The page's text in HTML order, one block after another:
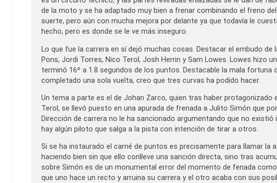
de la moto y se ha adaptado muy bien a frenar combinando el freno
suerte, pero aún con mucha mejora por delante ya que todavía le
hecho, pero es donde se le ve más inseguro.
Lo que fue la carrera en sí dejó muchas cosas. Destacar el embudo de
Pons, Jordi Torres, Nico Terol, Josh Herrin y Sam Lowes. Lowes hizo
terminó 16º a 1.8 segundos de los puntos. Destacable la mala fortuna
completado una sola vuelta, creo que tres curvas ha podido hacer.
Un tema a parte es el de Johan Zarco, quien tras haber
Terol, se llevó puesto en una apurada de frenada a Julito Simón que
Dirección de carrera no le ha sancionado argumentando que no
hay algún piloto que salga a la pista con intención de tirar a otros.
Si se ha instaurado el carné de puntos es precisamente para llamar
haciendo bien sin que ello conlleve una sanción directa, sino tras
sobre Simón es de un monumental error del momento de fenada
que uno hace un recto y arruina su carrera y el otro acaba con sus